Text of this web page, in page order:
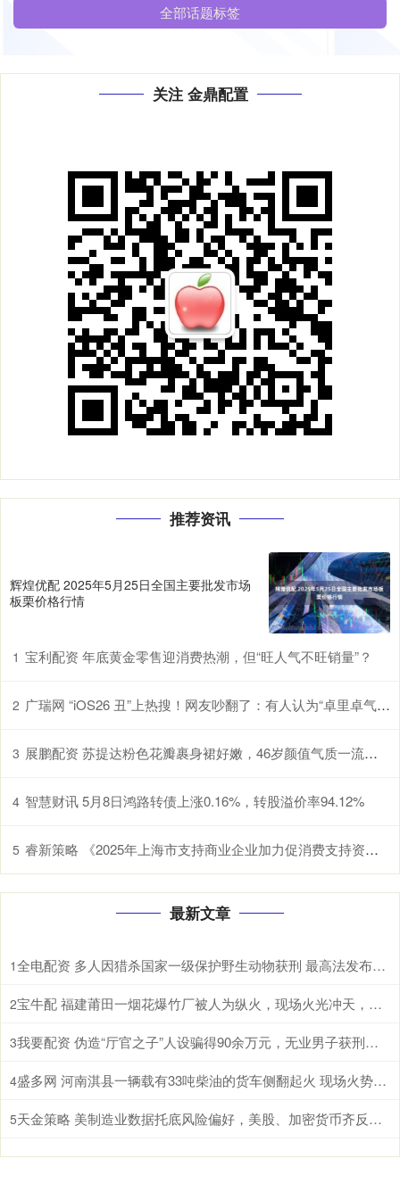
全部话题标签
关注 金鼎配置
推荐资讯
辉煌优配 2025年5月25日全国主要批发市场
板栗价格行情
1 宝利配资 年底黄金零售迎消费热潮，但“旺人气不旺销量”？
2 广瑞网 “iOS26 丑”上热搜！网友吵翻了：有人认为“卓里卓气” 有人说“立体照片”好玩！
3 展鹏配资 苏提达粉色花瓣裹身裙好嫩，46岁颜值气质一流，秒杀泰王90后宠妃
4 智慧财讯 5月8日鸿路转债上涨0.16%，转股溢价率94.12%
5 睿新策略 《2025年上海市支持商业企业加力促消费支持资金（服务消费场景创建项目）申报指南》发布
最新文章
1 全电配资 多人因猎杀国家一级保护野生动物获刑 最高法发布一批典型案例
2 宝牛配 福建莆田一烟花爆竹厂被人为纵火，现场火光冲天，居民称听到多声巨响
3 我要配资 伪造“厅官之子”人设骗得90余万元，无业男子获刑十年六个月
4 盛多网 河南淇县一辆载有33吨柴油的货车侧翻起火 现场火势汹汹冒出大量浓烟
5 天金策略 美制造业数据托底风险偏好，美股、加密货币齐反弹、美元续涨，金银企稳，原油重挫